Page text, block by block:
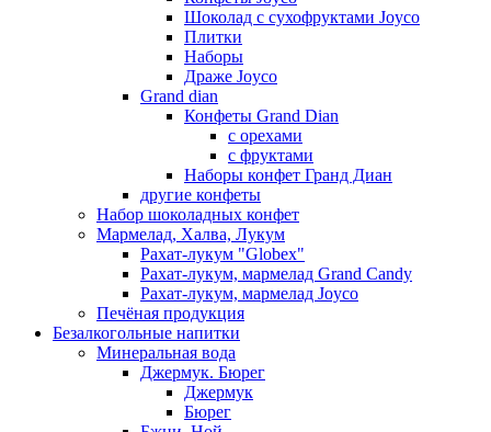
Шоколад с сухофруктами Joyco
Плитки
Наборы
Драже Joyco
Grand dian
Конфеты Grand Dian
с орехами
с фруктами
Наборы конфет Гранд Диан
другие конфеты
Набор шоколадных конфет
Мармелад, Халва, Лукум
Рахат-лукум "Globex"
Рахат-лукум, мармелад Grand Candy
Рахат-лукум, мармелад Joyco
Печёная продукция
Безалкогольные напитки
Минеральная вода
Джермук. Бюрег
Джермук
Бюрег